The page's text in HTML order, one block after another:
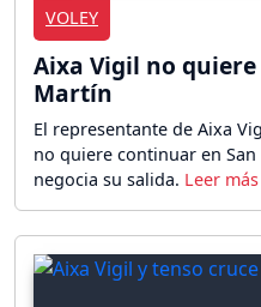
VOLEY
Aixa Vigil no
Martín
El representante de Aixa
no quiere continuar en
negocia su salida.